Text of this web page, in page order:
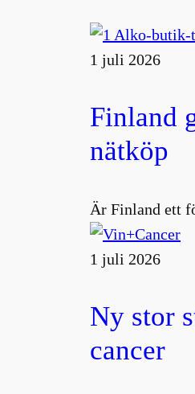
1 juli 2026
Finland
nätköp
Är Finland ett
1 juli 2026
Ny stor
cancer